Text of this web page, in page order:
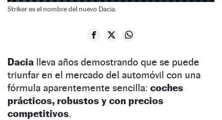
Striker es el nombre del nuevo Dacia.
Dacia lleva años demostrando que se puede
triunfar en el mercado del automóvil con una
fórmula aparentemente sencilla: coches
prácticos, robustos y con precios
competitivos.